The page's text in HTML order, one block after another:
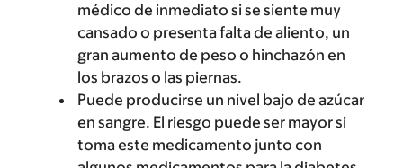
médico de inmediato si se siente muy
cansado o presenta falta de aliento, un
gran aumento de peso o hinchazón en
los brazos o las piernas.
Puede producirse un nivel bajo de azúcar
en sangre. El riesgo puede ser mayor si
toma este medicamento junto con